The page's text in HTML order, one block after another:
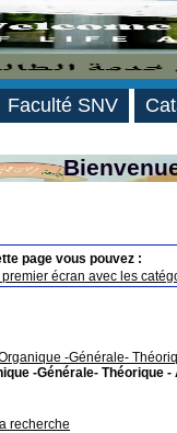
page vous pouvez :
écran avec les
-Générale-
-Générale- Théorique
recherche
Faculté SNV